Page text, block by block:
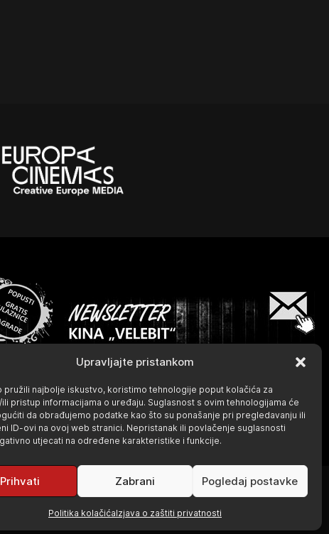
Upravljajte pristankom
pružili najbolje iskustvo, koristimo tehnologije poput kolačića za
ili pristup informacijama o uređaju. Suglasnost s ovim tehnologijama će
da obrađujemo podatke kao što su ponašanje pri pregledavanju ili
ID-ovi na ovoj web stranici. Nepristanak ili povlačenje suglasnosti
utjecati na određene karakteristike i funkcije.
Prihvati Zabrani Pogledaj postavke
Politika kolačićaIzjava o zaštiti privatnosti